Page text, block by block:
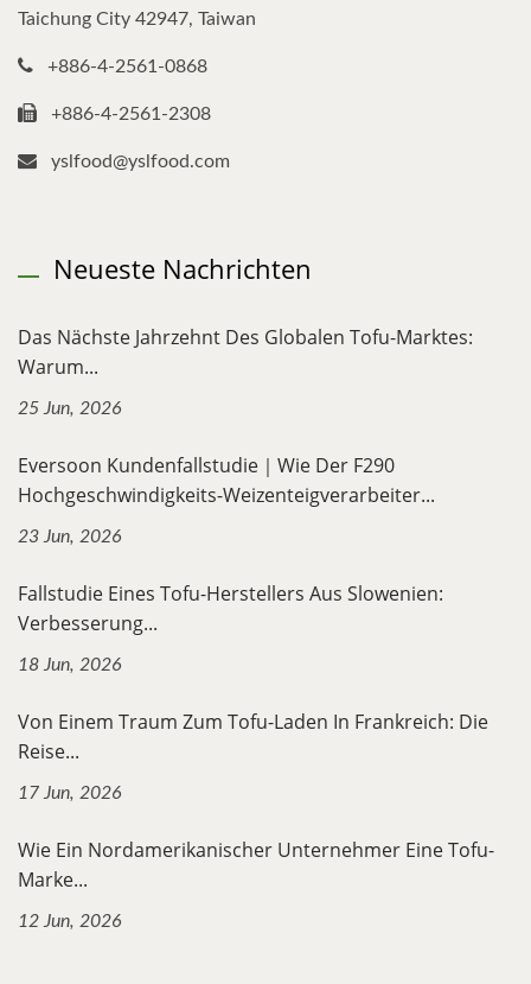
Taichung City 42947, Taiwan
+886-4-2561-0868
+886-4-2561-2308
yslfood@yslfood.com
Neueste Nachrichten
Das Nächste Jahrzehnt Des Globalen Tofu-Marktes:
Warum...
25 Jun, 2026
Eversoon Kundenfallstudie｜Wie Der F290
Hochgeschwindigkeits-Weizenteigverarbeiter...
23 Jun, 2026
Fallstudie Eines Tofu-Herstellers Aus Slowenien:
Verbesserung...
18 Jun, 2026
Von Einem Traum Zum Tofu-Laden In Frankreich: Die
Reise...
17 Jun, 2026
Wie Ein Nordamerikanischer Unternehmer Eine Tofu-
Marke...
12 Jun, 2026